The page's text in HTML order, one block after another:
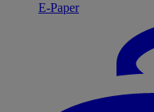
E-Paper